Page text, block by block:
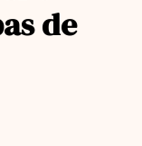
de